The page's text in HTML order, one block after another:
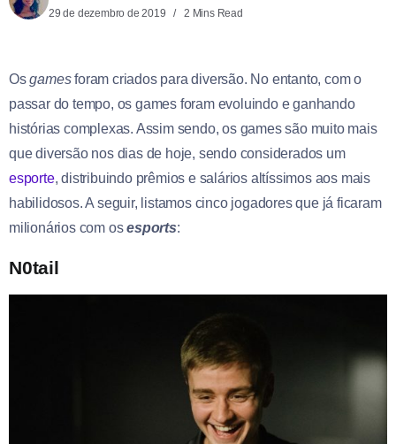
29 de dezembro de 2019 2 Mins Read
Osgamesforam criados para diversão. No entanto, com o
passar do tempo, os games foram evoluindo e ganhando
histórias complexas. Assim sendo, os games são muito mais
que diversão nos dias de hoje, sendo considerados um
esporte, distribuindo prêmios e salários altíssimos aos mais
habilidosos. A seguir, listamos cinco jogadores que já ficaram
milionários com osesports:
N0tail